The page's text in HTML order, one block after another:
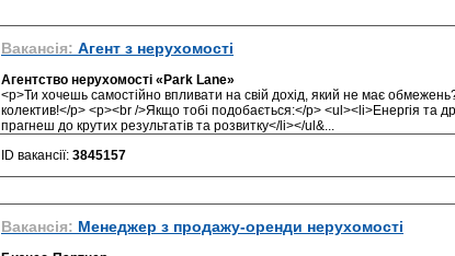
Вакансія: Агент з нерухомості
Агентство нерухомості «Park Lane»
<p>Ти хочешь самостійно впливати на свій дохід, який не має
колектив!</p> <p><br />Якщо тобі подобається:</p> <ul><li>Енергія та
прагнеш до крутих результатів та розвитку</li></ul&...
ID вакансії: 3845157
Вакансія: Менеджер з продажу-оренди нерухомості